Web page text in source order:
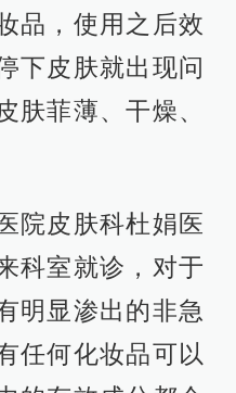
品，使用之后效
下皮肤就出现问
肤菲薄、干燥、
院皮肤科杜娟医
科室就诊，对于
明显渗出的非急
任何化妆品可以